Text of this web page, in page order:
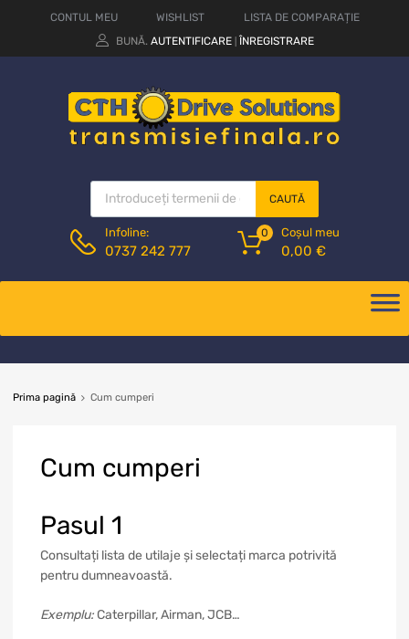
CONTUL MEU WISHLIST
LISTA DE COMPARAȚIE
BUNĂ. AUTENTIFICARE ÎNREGISTRARE
CAUTĂ
Infoline:
0737 242 777
Coșul meu
0,00 €
0
Prima pagină Cum cumperi
Cum cumperi
Pasul 1
Consultați lista de utilaje și selectați marca potrivită
pentru dumneavoastă.
Exemplu:Caterpillar, Airman, JCB…